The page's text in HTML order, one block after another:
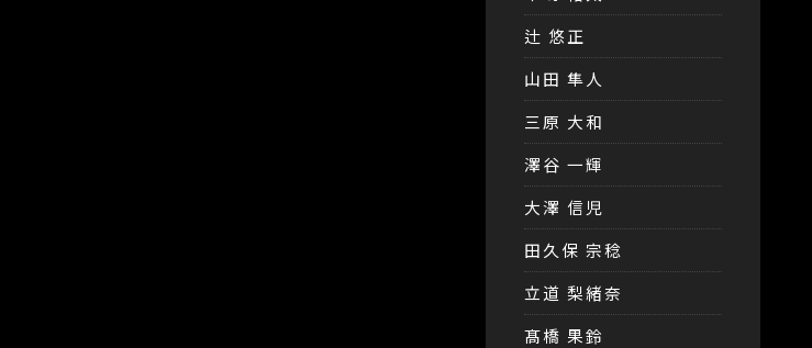
辻 悠正
山田 隼人
三原 大和
澤谷 一輝
大澤 信児
田久保 宗稔
立道 梨緒奈
髙橋 果鈴